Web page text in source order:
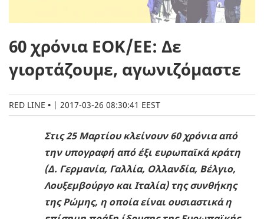
60 χρόνια ΕΟΚ/ΕΕ: Δε
γιορτάζουμε, αγωνιζόμαστε
RED LINE | 2017-03-26 08:30:41 EEST
Στις 25 Μαρτίου κλείνουν 60 χρόνια από
την υπογραφή από έξι ευρωπαϊκά κράτη
(Δ. Γερμανία, Γαλλία, Ολλανδία, Βέλγιο,
Λουξεμβούργο και Ιταλία) της συνθήκης
της Ρώμης, η οποία είναι ουσιαστικά η